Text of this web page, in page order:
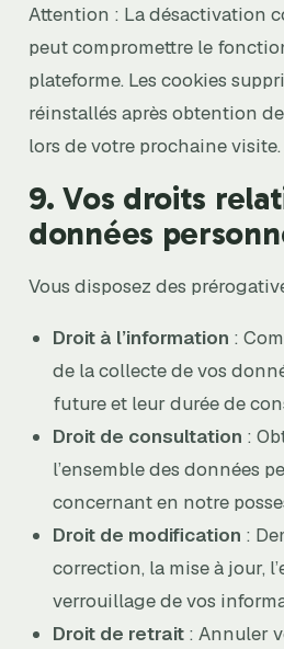
Attention : La désactivation
peut compromettre le
plateforme. Les cookies
réinstallés après obtention
lors de votre prochaine visite.
9. Vos droits
données
Vous disposez des
Droit à l’information :
de la collecte de vos
future et leur durée de
Droit de consultation :
l’ensemble des données
concernant en notre
Droit de modification :
correction, la mise à jour,
verrouillage de vos
Droit de retrait : Annuler